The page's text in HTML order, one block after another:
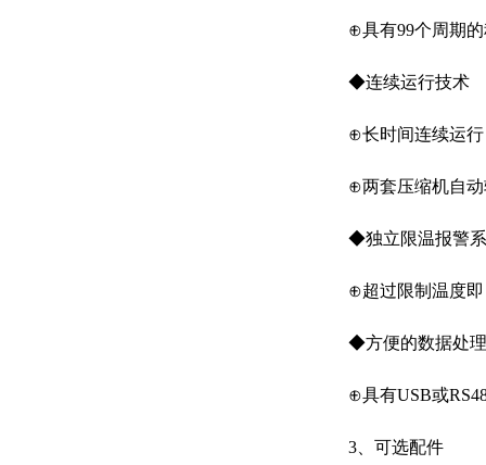
⊕具有99个周期的
◆连续运行技术
⊕长时间连续运行
⊕两套压缩机自动
◆独立限温报警系
⊕超过限制温度即
◆方便的数据处
⊕具有USB或
3、可选配件